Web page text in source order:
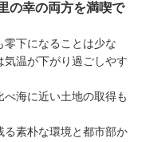
の幸の両方を満喫で
下になることは少な
温が下がり過ごしやす
海に近い土地の取得も
る素朴な環境と都市部か